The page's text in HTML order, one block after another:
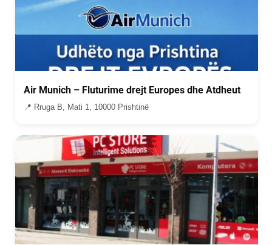
Air Munich – Fluturime drejt Europes dhe Atdheut
📍 Rruga B, Mati 1, 10000 Prishtinë